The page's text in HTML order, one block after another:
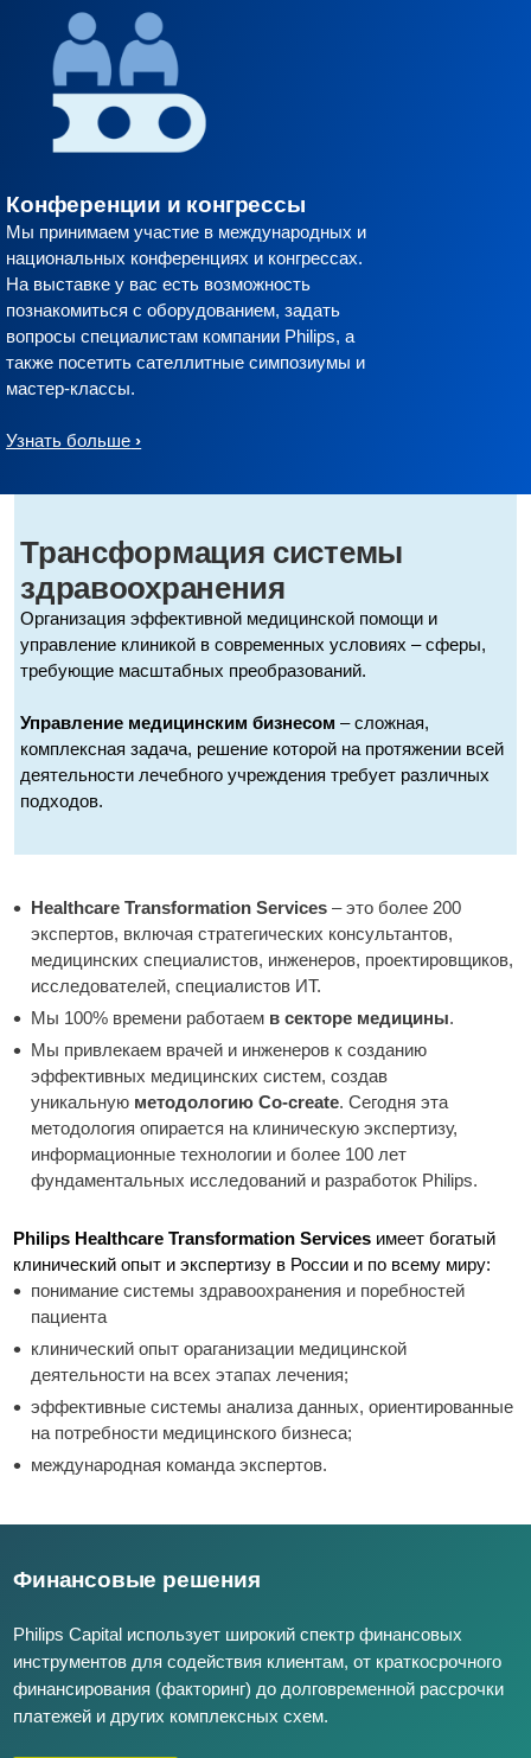
Конференции и конгрессы
Мы принимаем участие в международных и
национальных конференциях и конгрессах.
На выставке у вас есть возможность
познакомиться с оборудованием, задать
вопросы специалистам компании Philips, а
также посетить сателлитные симпозиумы и
мастер-классы.
Узнать больше
Трансформация системы
здравоохранения
Организация эффективной медицинской помощи и
управление клиникой в современных условиях – сферы,
требующие масштабных преобразований.
Управление медицинским бизнесом– сложная,
комплексная задача, решение которой на протяжении всей
деятельности лечебного учреждения требует различных
подходов.
Healthcare Transformation Services – это более 200
экспертов, включая стратегических консультантов,
медицинских специалистов, инженеров, проектировщиков,
исследователей, специалистов ИТ.
Мы 100% времени работаем в секторе медицины.
Мы привлекаем врачей и инженеров к созданию
эффективных медицинских систем, создав
уникальную методологию Co-create. Сегодня эта
методология опирается на клиническую экспертизу,
информационные технологии и более 100 лет
фундаментальных исследований и разработок Philips.
Philips Healthcare Transformation Services имеет богатый
клинический опыт и экспертизу в России и по всему миру:
понимание системы здравоохранения и поребностей
пациента
клинический опыт ораганизации медицинской
деятельности на всех этапах лечения;
эффективные системы анализа данных, ориентированные
на потребности медицинского бизнеса;
международная команда экспертов.
Финансовые решения
Philips Capital использует широкий спектр финансовых
инструментов для содействия клиентам, от краткосрочного
финансирования (факторинг) до долговременной рассрочки
платежей и других комплексных схем.